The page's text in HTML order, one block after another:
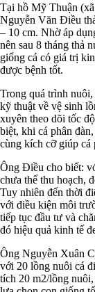
Tại hồ Mỹ Thuận
Nguyễn Văn Điều
– 10 cm. Nhờ áp
nên sau 8 tháng thả
giống cá có giá trị
được bệnh tốt.
Trong quá trình
kỹ thuật về vệ sinh
xuyên theo dõi tốc
biệt, khi cá phân
cùng kích cỡ giúp cá
Ông Điều cho biết:
chưa thể thu hoạch,
Tuy nhiên đến thời
với điều kiện môi
tiếp tục đầu tư và
đó hiệu quả kinh tế
Ông Nguyễn Xuân
với 20 lồng nuôi cá
tích 20 m2/lồng